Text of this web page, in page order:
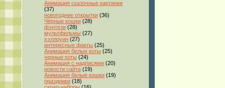
Анимация сказочные картинки
(37)
новогодние открытки (36)
Чёрные кошки (28)
фэнтези (28)
мультфильмы (27)
хэллоуин (27)
интересные факты (25)
Анимация белые коты (25)
черные коты (24)
Анимация с надписями (20)
новости сайта (19)
Анимация белые кошки (19)
праздники (18)